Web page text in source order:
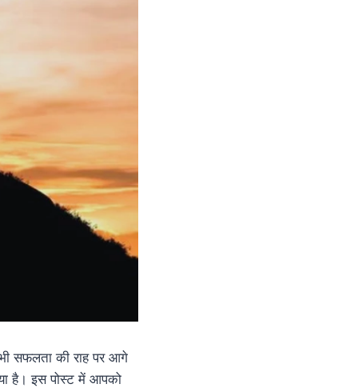
सफलता की राह पर आगे
है। इस पोस्ट में आपको